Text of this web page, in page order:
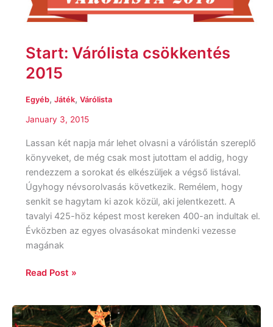
Start: Várólista csökkentés
2015
Egyéb, Játék, Várólista
January 3, 2015
Lassan két napja már lehet olvasni a várólistán szereplő
könyveket, de még csak most jutottam el addig, hogy
rendezzem a sorokat és elkészüljek a végső listával.
Úgyhogy névsorolvasás következik. Remélem, hogy
senkit se hagytam ki azok közül, aki jelentkezett. A
tavalyi 425-höz képest most kereken 400-an indultak el.
Évközben az egyes olvasásokat mindenki vezesse
magának
Read Post »
Várólistám